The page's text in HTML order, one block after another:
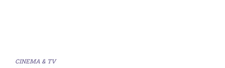
CINEMA & TV